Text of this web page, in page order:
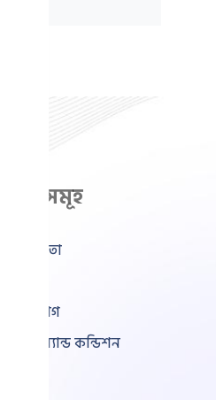
লিঙ্কসমূহ
প্রথম পাতা
যোগাযোগ
টার্মস অ্যান্ড কন্ডিশন